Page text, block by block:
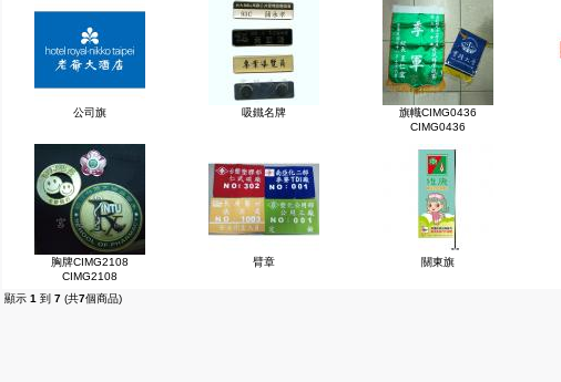
公司旗 吸鐵名牌
旗幟CIMG0436
CIMG0436
胸牌CIMG2108
CIMG2108
臂章 關東旗
顯示 1 到 7(共7個商品)